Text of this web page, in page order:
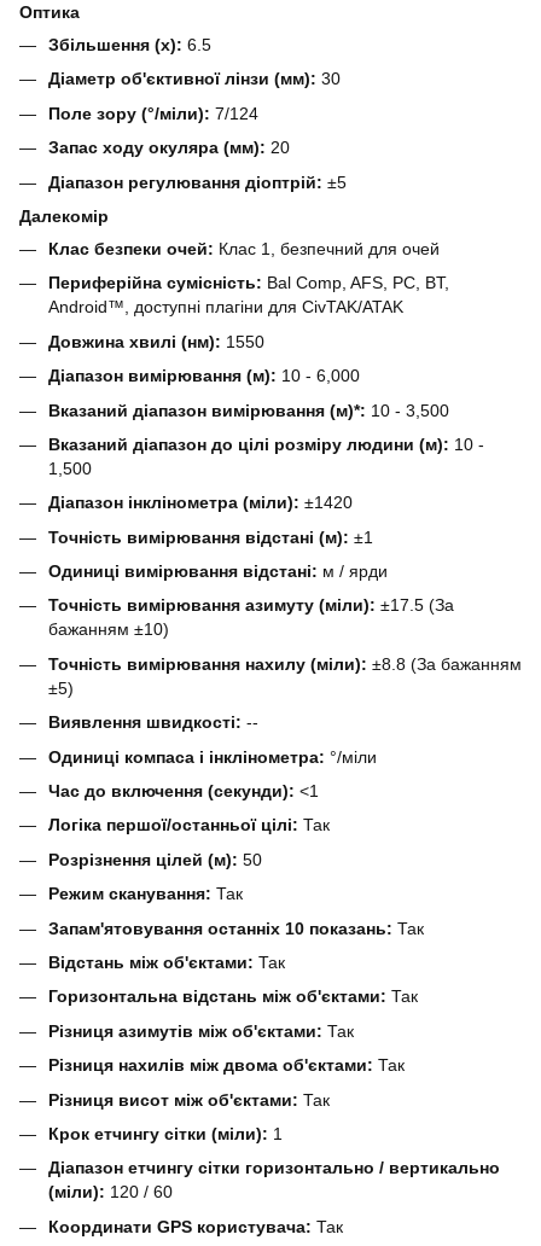
Оптика
Збільшення (x): 6.5
Діаметр об'єктивної лінзи (мм): 30
Поле зору (°/міли): 7/124
Запас ходу окуляра (мм): 20
Діапазон регулювання діоптрій: ±5
Далекомір
Клас безпеки очей: Клас 1, безпечний для очей
Периферійна сумісність: Bal Comp, AFS, PC, BT,
Android™, доступні плагіни для CivTAK/ATAK
Довжина хвилі (нм): 1550
Діапазон вимірювання (м): 10 - 6,000
Вказаний діапазон вимірювання (м)*: 10 - 3,500
Вказаний діапазон до цілі розміру людини (м): 10 -
1,500
Діапазон інклінометра (міли): ±1420
Точність вимірювання відстані (м): ±1
Одиниці вимірювання відстані: м / ярди
Точність вимірювання азимуту (міли): ±17.5 (За
бажанням ±10)
Точність вимірювання нахилу (міли): ±8.8 (За бажанням
±5)
Виявлення швидкості: --
Одиниці компаса і інклінометра: °/міли
Час до включення (секунди): <1
Логіка першої/останньої цілі: Так
Розрізнення цілей (м): 50
Режим сканування: Так
Запам'ятовування останніх 10 показань: Так
Відстань між об'єктами: Так
Горизонтальна відстань між об'єктами: Так
Різниця азимутів між об'єктами: Так
Різниця нахилів між двома об'єктами: Так
Різниця висот між об'єктами: Так
Крок етчингу сітки (міли): 1
Діапазон етчингу сітки горизонтально / вертикально
(міли): 120 / 60
Координати GPS користувача: Так